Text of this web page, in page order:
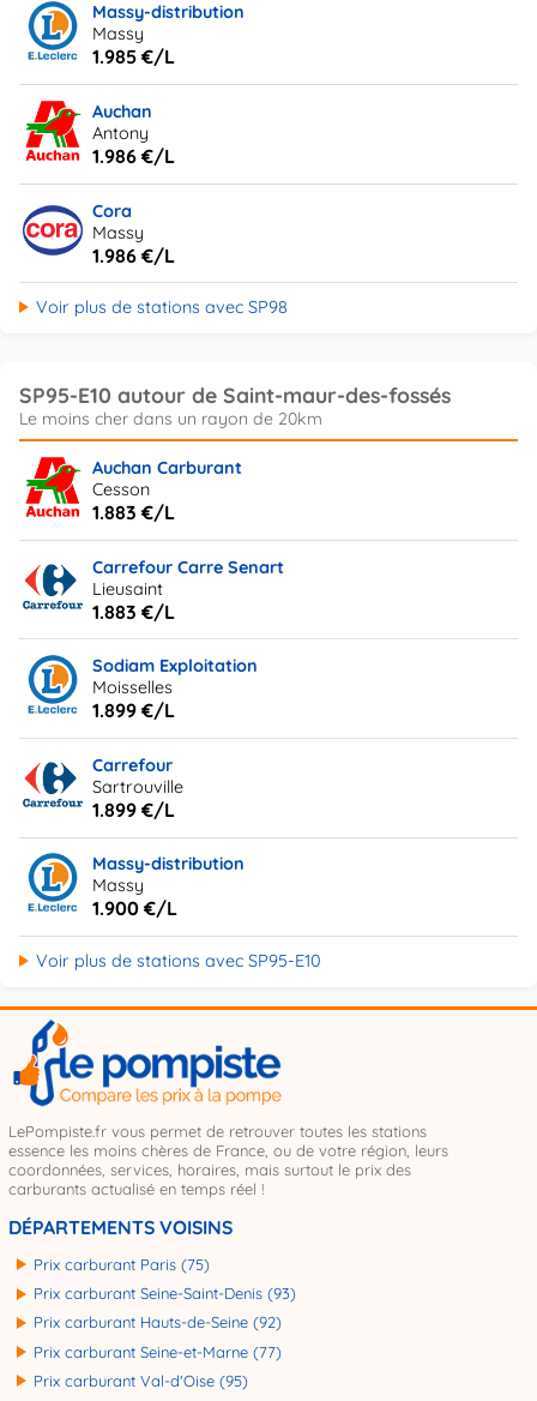
Massy-distribution
Massy
1.985 €/L
Auchan
Antony
1.986 €/L
Cora
Massy
1.986 €/L
Voir plus de stations avec SP98
SP95-E10 autour de Saint-maur-des-fossés
Auchan Carburant
Cesson
1.883 €/L
Carrefour Carre Senart
Lieusaint
1.883 €/L
Sodiam Exploitation
Moisselles
1.899 €/L
Carrefour
Sartrouville
1.899 €/L
Massy-distribution
Massy
1.900 €/L
Voir plus de stations avec SP95-E10
LePompiste.fr vous permet de retrouver toutes les stations
essence les moins chères de France, ou de votre région, leurs
coordonnées, services, horaires, mais surtout le prix des
carburants actualisé en temps réel !
DÉPARTEMENTS VOISINS
Prix carburant Paris (75)
Prix carburant Seine-Saint-Denis (93)
Prix carburant Hauts-de-Seine (92)
Prix carburant Seine-et-Marne (77)
Prix carburant Val-d'Oise (95)